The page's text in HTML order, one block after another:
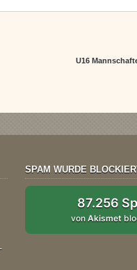
U16
SPAM WURDE
87.256
vonAkismet